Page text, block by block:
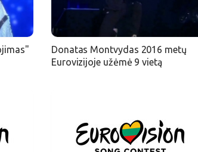
Donatas Montvydas 2016 metų
Eurovizijoje užėmė 9 vietą